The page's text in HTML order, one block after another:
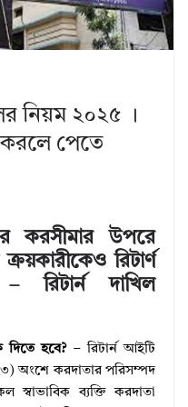
নিয়ম ২০২৫ ।
করলে পেতে
করসীমার উপরে
রিটার্ণ
রিটার্ন দাখিল
দিতে হবে?– রিটার্ন আইটি
অংশে করদাতার পরিসম্পদ
স্বাভাবিক ব্যক্তি করদাতা